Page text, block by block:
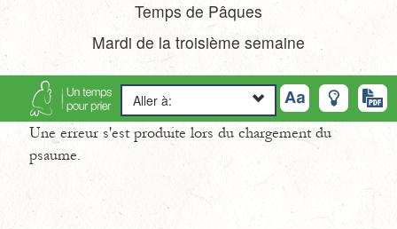
Temps de Pâques
Mardi de la troisième semaine
Aller à:
Une erreur s'est produite lors du chargement du
psaume.